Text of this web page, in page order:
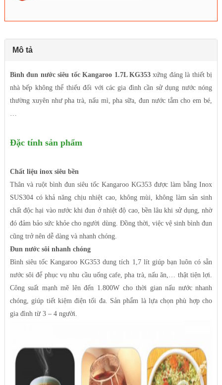
Mô tả
Bình đun nước siêu tốc Kangaroo 1.7L KG353xứng đáng là thiết bị
nhà bếp không thể thiếu đối với các gia đình cần sử dụng nước nóng
thường xuyên như pha trà, nấu mì, pha sữa, đun nước tắm cho em bé,
…
Đặc tính sản phẩm
Chất liệu inox siêu bền
Thân và ruột bình đun siêu tốc Kangaroo KG353 được làm bằng Inox
SUS304 có khả năng chịu nhiệt cao, không mùi, không làm sản sinh
chất độc hại vào nước khi đun ở nhiệt độ cao, bền lâu khi sử dụng, nhờ
đó đảm bảo sức khỏe cho người dùng. Đồng thời, việc vệ sinh bình đun
cũng trở nên dễ dàng và nhanh chóng.
Đun nước sôi nhanh chóng
Bình siêu tốc Kangaroo KG353 dung tích 1,7 lít giúp bạn luôn có sẵn
nước sôi để phục vụ nhu cầu uống cafe, pha trà, nấu ăn,… thật tiện lợi.
Công suất mạnh mẽ lên đến 1.800W cho thời gian nấu nước nhanh
chóng, giúp tiết kiệm điện tối đa. Sản phẩm là lựa chọn phù hợp cho
gia đình từ 3 – 4 người.